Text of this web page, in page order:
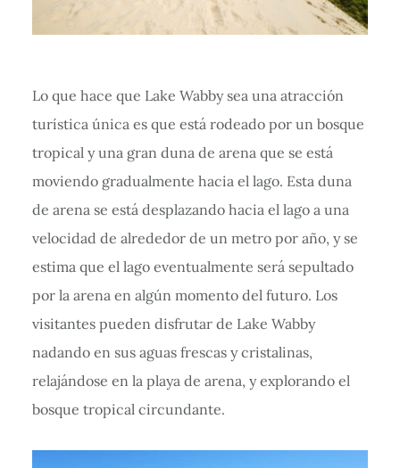
Lo que hace que Lake Wabby sea una atracción
turística única es que está rodeado por un bosque
tropical y una gran duna de arena que se está
moviendo gradualmente hacia el lago. Esta duna
de arena se está desplazando hacia el lago a una
velocidad de alrededor de un metro por año, y se
estima que el lago eventualmente será sepultado
por la arena en algún momento del futuro. Los
visitantes pueden disfrutar de Lake Wabby
nadando en sus aguas frescas y cristalinas,
relajándose en la playa de arena, y explorando el
bosque tropical circundante.